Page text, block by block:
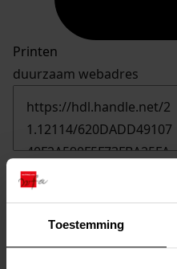
Toestemming
Printen
duurzaam webadres
Inventaris
Nummers 3101 tot en met
het plaatsen van een